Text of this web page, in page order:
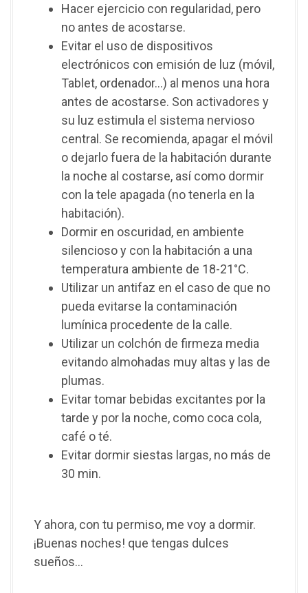
Hacer ejercicio con regularidad, pero
no antes de acostarse.
Evitar el uso de dispositivos
electrónicos con emisión de luz (móvil,
Tablet, ordenador…) al menos una hora
antes de acostarse. Son activadores y
su luz estimula el sistema nervioso
central. Se recomienda, apagar el móvil
o dejarlo fuera de la habitación durante
la noche al costarse, así como dormir
con la tele apagada (no tenerla en la
habitación).
Dormir en oscuridad, en ambiente
silencioso y con la habitación a una
temperatura ambiente de 18-21°C.
Utilizar un antifaz en el caso de que no
pueda evitarse la contaminación
lumínica procedente de la calle.
Utilizar un colchón de firmeza media
evitando almohadas muy altas y las de
plumas.
Evitar tomar bebidas excitantes por la
tarde y por la noche, como coca cola,
café o té.
Evitar dormir siestas largas, no más de
30 min.
Y ahora, con tu permiso, me voy a dormir.
¡Buenas noches! que tengas dulces
sueños…